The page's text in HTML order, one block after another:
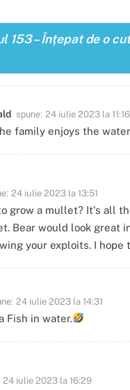
153 – Înțepat de o
spune: 24 iulie 2023 la 11:16
family enjoys the
24 iulie 2023 la 13:51
grow a mullet? It's all
Bear would look great
your exploits. I
24 iulie 2023 la 14:31
Fish in water.
24 iulie 2023 la 16:29